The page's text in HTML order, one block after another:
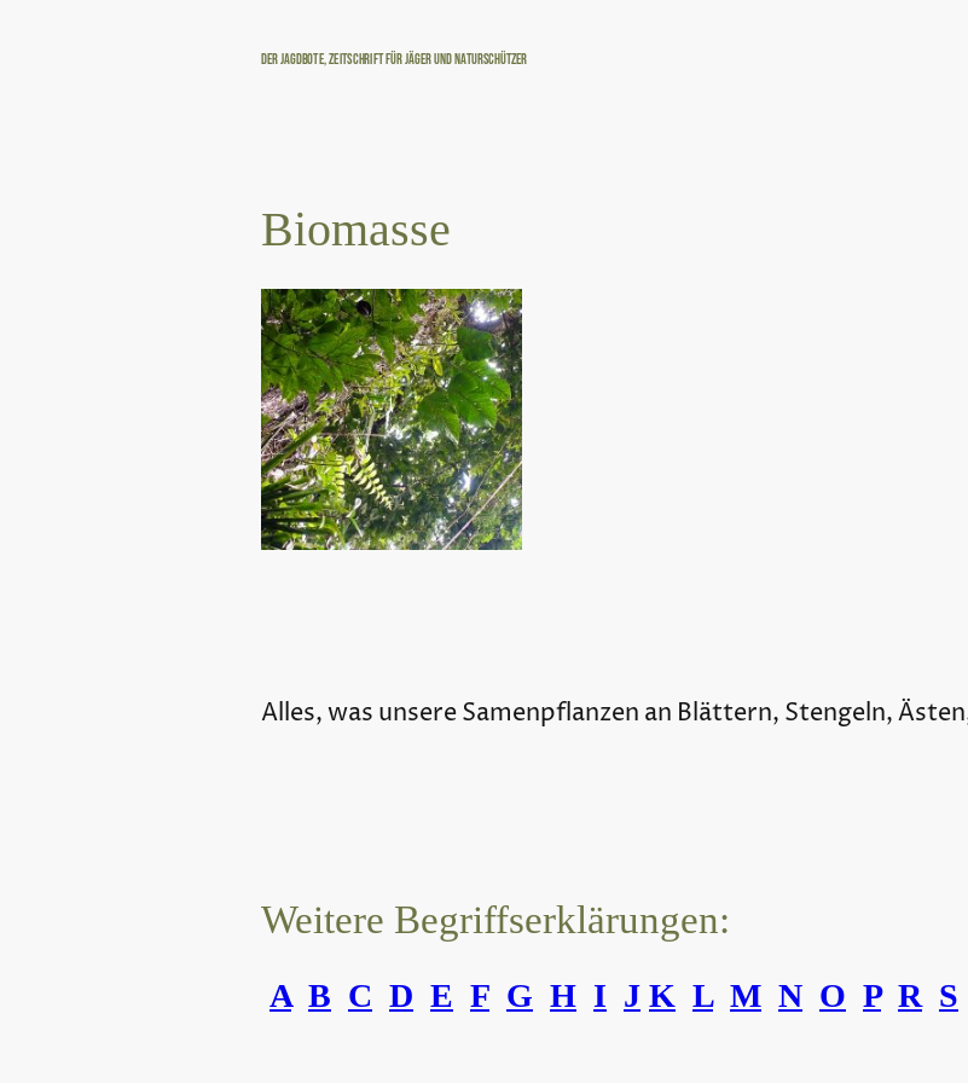
Der Jagdbote, Zeitschrift für Jäger und Naturschützer
Biomasse
Alles, was unsere Samenpflanzen an Blättern, Stengeln,
Weitere Begriffserklärungen:
A B C D E F G H I J K L M N O P R S